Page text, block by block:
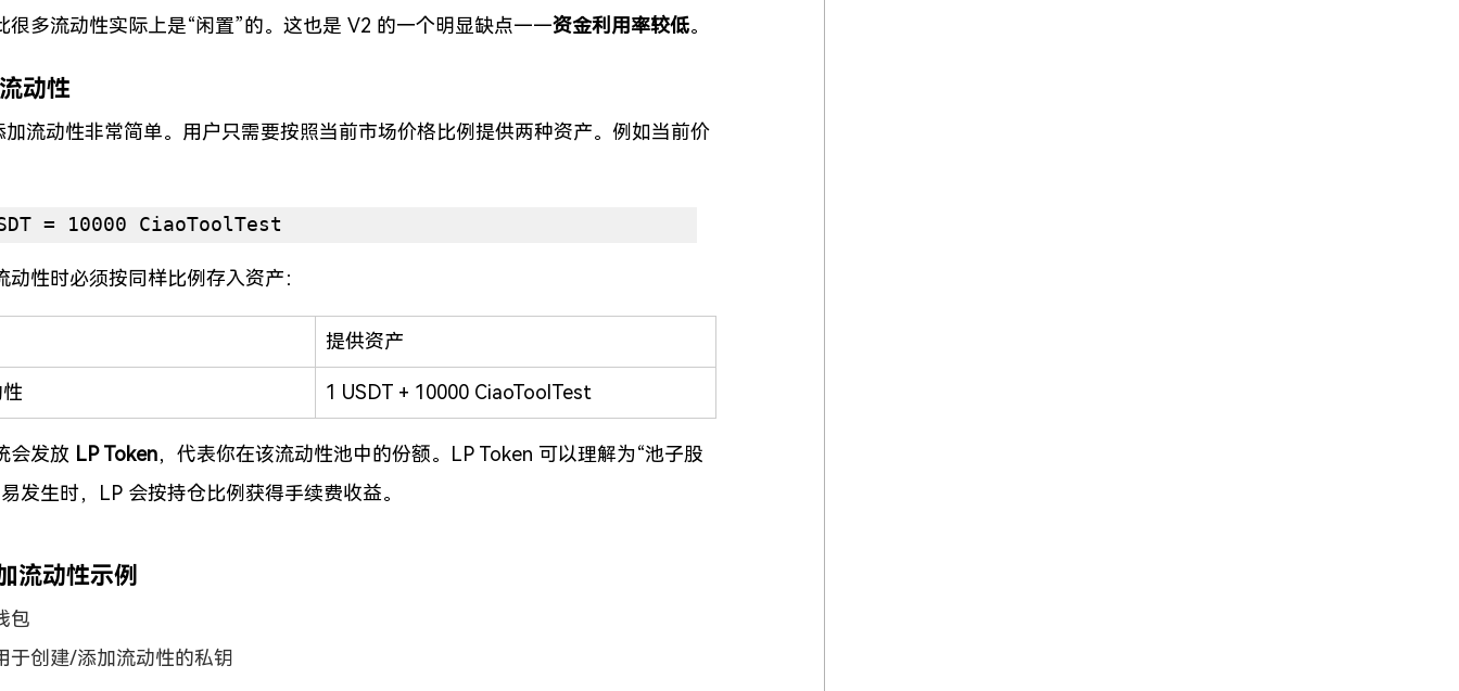
很多流动性实际上是“闲置”的。这也是 V2 的一个明显缺点——资金利用率较低。
动性
加流动性非常简单。用户只需要按照当前市场价格比例提供两种资产。例如当前价
= 10000 CiaoToolTest
动性时必须按同样比例存入资产：
提供资产
1 USDT + 10000 CiaoToolTest
会发放 LP Token，代表你在该流动性池中的份额。LP Token 可以理解为“池子股
发生时，LP 会按持仓比例获得手续费收益。
流动性示例
包
于创建/添加流动性的私钥